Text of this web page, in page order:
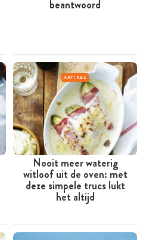
beantwoord
ARTIKEL
Nooit meer waterig
witloof uit de oven: met
deze simpele trucs lukt
het altijd